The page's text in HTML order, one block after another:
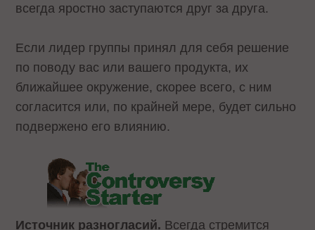
всегда яростно заступаются друг за друга.
Если лидер группы принял для себя решение
по поводу вас или вашего продукта, их
ближайшее окружение, скорее всего, с ним
согласится или, по крайней мере, будет сильно
подвержено его влиянию.
Источник разногласий. Всегда стремится